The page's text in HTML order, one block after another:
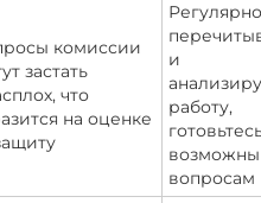
комиссии
застать
что
на оценке
Регулярно
и
работу,
вопросам